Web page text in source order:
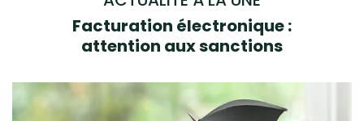
Facturation électronique :
attention aux sanctions